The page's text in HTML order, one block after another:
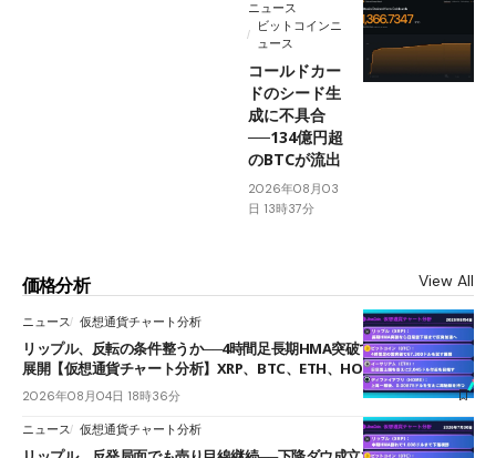
ニュース
ビットコインニ
ュース
コールドカー
ドのシード生
成に不具合
──134億円超
のBTCが流出
2026年08月03
日 13時37分
価格分析 View All
ニュース 仮想通貨チャート分析
リップル、反転の条件整うか──4時間足長期HMA突破で雲下端を目指す
展開【仮想通貨チャート分析】XRP、BTC、ETH、HOME
2026年08月04日 18時36分
ニュース 仮想通貨チャート分析